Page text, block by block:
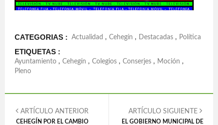
CATEGORIAS : Actualidad , Cehegín , Destacadas , Política
ETIQUETAS :
Ayuntamiento , Cehegín , Colegios , Conserjes , Moción ,
Pleno
ARTÍCULO ANTERIOR
CEHEGÍN POR EL CAMBIO
ARTÍCULO SIGUIENTE
EL GOBIERNO MUNICIPAL DE